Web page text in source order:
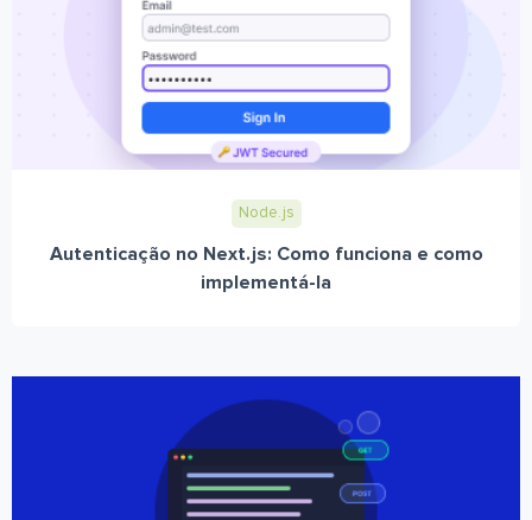
Node.js
Autenticação no Next.js: Como funciona e como
implementá-la